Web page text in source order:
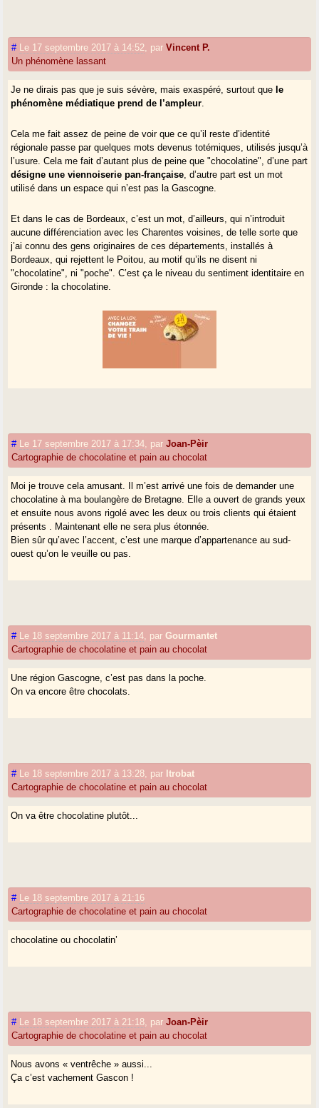
# Le 17 septembre 2017 à 14:52, parVincent P.
Un phénomène lassant
Je ne dirais pas que je suis sévère, mais exaspéré, surtout que le
phénomène médiatique prend de l’ampleur.
Cela me fait assez de peine de voir que ce qu’il reste d’identité
régionale passe par quelques mots devenus totémiques, utilisés jusqu’à
l’usure. Cela me fait d’autant plus de peine que "chocolatine", d’une part
désigne une viennoiserie pan-française, d’autre part est un mot
utilisé dans un espace qui n’est pas la Gascogne.
Et dans le cas de Bordeaux, c’est un mot, d’ailleurs, qui n’introduit
aucune différenciation avec les Charentes voisines, de telle sorte que
j’ai connu des gens originaires de ces départements, installés à
Bordeaux, qui rejettent le Poitou, au motif qu’ils ne disent ni
"chocolatine", ni "poche". C’est ça le niveau du sentiment identitaire en
Gironde : la chocolatine.
# Le 17 septembre 2017 à 17:34, parJoan-Pèir
Cartographie de chocolatine et pain au chocolat
Moi je trouve cela amusant. Il m’est arrivé une fois de demander une
chocolatine à ma boulangère de Bretagne. Elle a ouvert de grands yeux
et ensuite nous avons rigolé avec les deux ou trois clients qui étaient
présents . Maintenant elle ne sera plus étonnée.
Bien sûr qu’avec l’accent, c’est une marque d’appartenance au sud-
ouest qu’on le veuille ou pas.
# Le 18 septembre 2017 à 11:14, parGourmantet
Cartographie de chocolatine et pain au chocolat
Une région Gascogne, c’est pas dans la poche.
On va encore être chocolats.
# Le 18 septembre 2017 à 13:28, par ltrobat
Cartographie de chocolatine et pain au chocolat
On va être chocolatine plutôt...
# Le 18 septembre 2017 à 21:16
Cartographie de chocolatine et pain au chocolat
chocolatine ou chocolatin’
# Le 18 septembre 2017 à 21:18, parJoan-Pèir
Cartographie de chocolatine et pain au chocolat
Nous avons « ventrêche » aussi...
Ça c’est vachement Gascon !